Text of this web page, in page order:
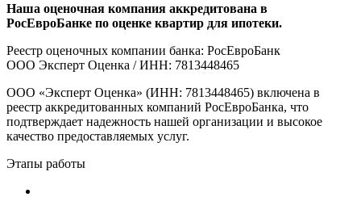
Наша оценочная компания аккредитована в
РосЕвроБанке по оценке квартир для ипотеки.
Реестр оценочных компании банка: РосЕвроБанк
ООО Эксперт Оценка / ИНН: 7813448465
ООО «Эксперт Оценка» (ИНН: 7813448465) включена в
реестр аккредитованных компаний РосЕвроБанка, что
подтверждает надежность нашей организации и высокое
качество предоставляемых услуг.
Этапы работы